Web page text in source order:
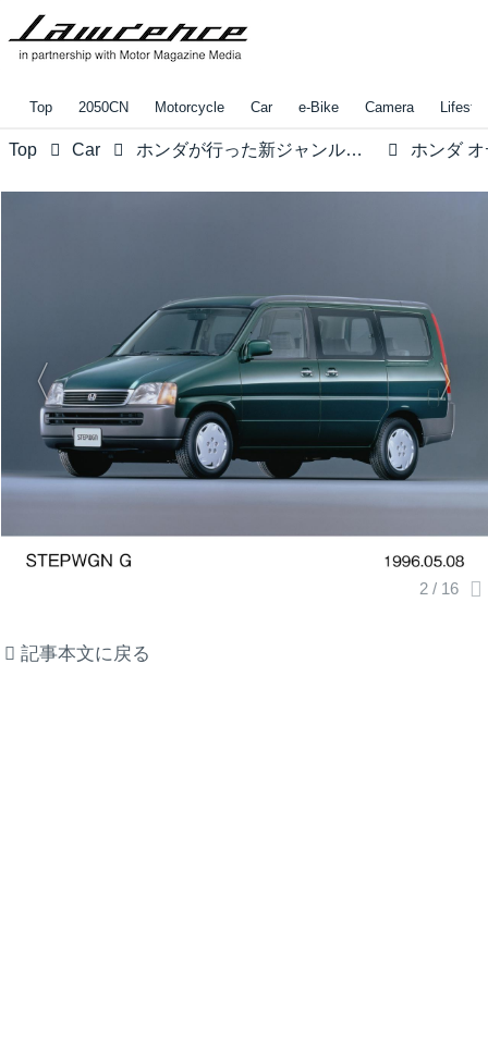
Top 2050CN Motorcycle Car e-Bike Camera
Top Car ホンダが行った新ジャンルへのチャレンジ！【みんなの知らないホンダvol.9】
記事本文に戻る